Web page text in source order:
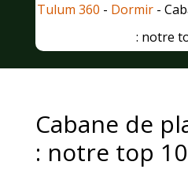
Tulum 360 - Dormir -
: notre
Cabane de
: notre top 10